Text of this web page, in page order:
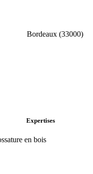
Bordeaux (33000)
Expertises
en bois